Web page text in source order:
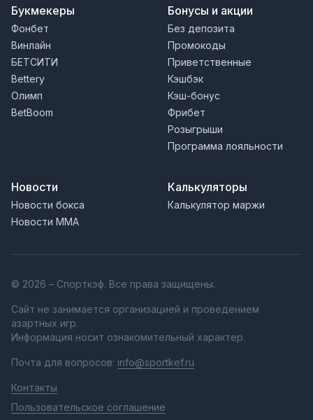
Букмекеры
Фонбет
Винлайн
БЕТСИТИ
Bettery
Олимп
BetBoom
Бонусы и акции
Без депозита
Промокоды
Приветственные
Кэшбэк
Кэш-бонус
Фрибет
Розыгрыши
Программа лояльности
Новости
Новости бокса
Новости MMA
Калькуляторы
Калькулятор маржи
© 2026 – Спорткэф. Все права защищены.
Сайт не занимается организацией и проведением
азартных игр.
Информация носит ознакомительный характер.
Почта для вопросов: info@sportkef.ru
Контакты
Пользовательское соглашение